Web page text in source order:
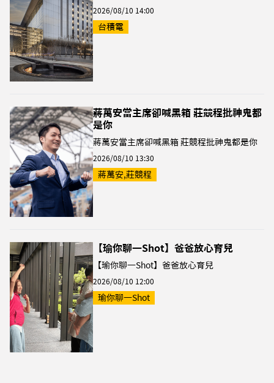
2026/08/10 14:00
台積電
蔣萬安當主席卻喊黑箱 莊競程批神鬼都
是你
蔣萬安當主席卻喊黑箱 莊競程批神鬼都是你
2026/08/10 13:30
蔣萬安,莊競程
【瑜你聊一Shot】爸爸放心育兒
【瑜你聊一Shot】爸爸放心育兒
2026/08/10 12:00
瑜你聊一Shot